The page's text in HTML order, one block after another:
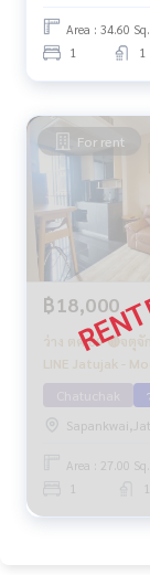
Area : 34.60
1 1
For rent
฿18,000
ว่าง ตค 69 🔴จตุจั
LINE Jatujak -
Area : 27.00
1 1